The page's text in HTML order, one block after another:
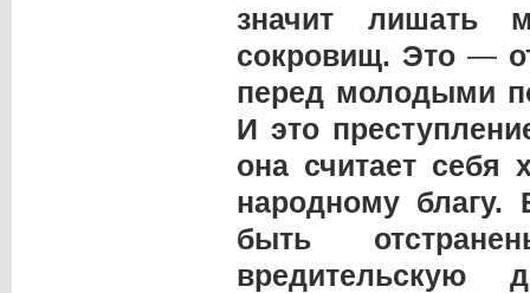
значит лишать
сокровищ. Это —
перед молодыми
И это
она считает себя
народному благу.
быть
вредительскую